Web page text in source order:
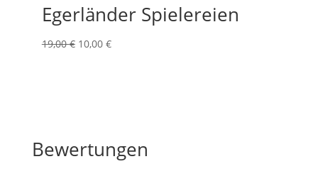
Egerländer Spielereien
19,00€ Ursprünglicher
10,00 €Aktueller
Bewertungen